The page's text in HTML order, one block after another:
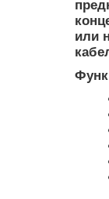
или